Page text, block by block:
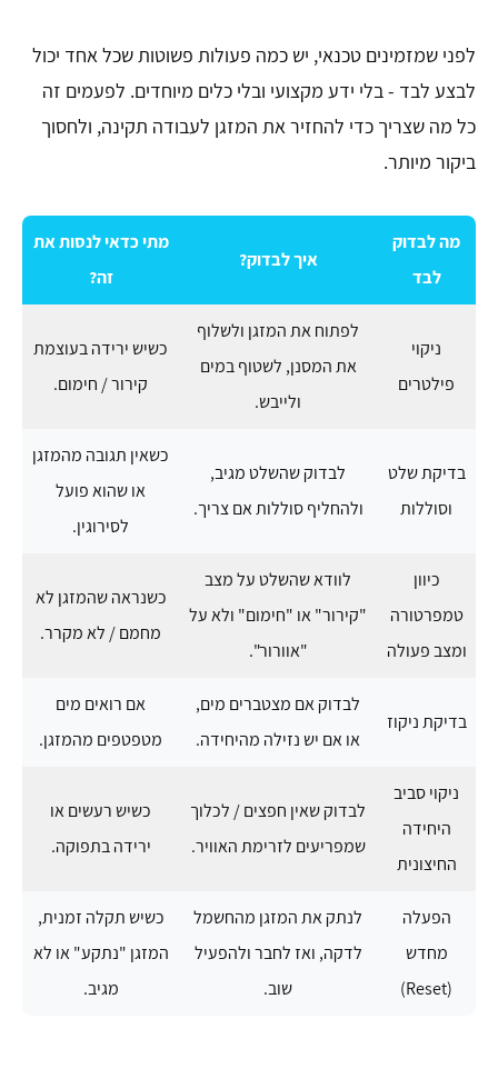
לפני שמזמינים טכנאי, יש כמה פעולות פשוטות שכל אחד יכול
לבצע לבד - בלי ידע מקצועי ובלי כלים מיוחדים. לפעמים זה
כל מה שצריך כדי להחזיר את המזגן לעבודה תקינה, ולחסוך
ביקור מיותר.
מה לבדוק
לבד
איך לבדוק?
מתי כדאי לנסות את
זה?
ניקוי
פילטרים
לפתוח את המזגן ולשלוף
את המסנן, לשטוף במים
ולייבש.
כשיש ירידה בעוצמת
קירור / חימום.
בדיקת שלט
וסוללות
לבדוק שהשלט מגיב,
ולהחליף סוללות אם צריך.
כשאין תגובה מהמזגן
או שהוא פועל
לסירוגין.
כיוון
טמפרטורה
ומצב פעולה
לוודא שהשלט על מצב
"קירור" או "חימום" ולא על
"אוורור".
כשנראה שהמזגן לא
מחמם / לא מקרר.
בדיקת ניקוז
לבדוק אם מצטברים מים,
או אם יש נזילה מהיחידה.
אם רואים מים
מטפטפים מהמזגן.
ניקוי סביב
היחידה
החיצונית
לבדוק שאין חפצים / לכלוך
שמפריעים לזרימת האוויר.
כשיש רעשים או
ירידה בתפוקה.
הפעלה
מחדש
(Reset)
לנתק את המזגן מהחשמל
לדקה, ואז לחבר ולהפעיל
שוב.
כשיש תקלה זמנית,
המזגן "נתקע" או לא
מגיב.